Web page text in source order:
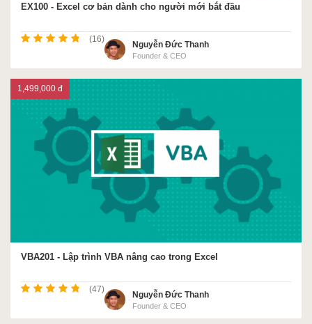
EX100 - Excel cơ bản dành cho người mới bắt đầu
(16)
Nguyễn Đức Thanh
Founder & CEO
VBA201 - Lập trình VBA nâng cao trong Excel
(47)
Nguyễn Đức Thanh
Founder & CEO
1,499,000 đ